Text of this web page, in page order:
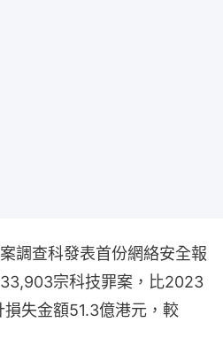
調查科發表首份網絡安全報
宗科技罪案，比2023
失金額51.3億港元，較